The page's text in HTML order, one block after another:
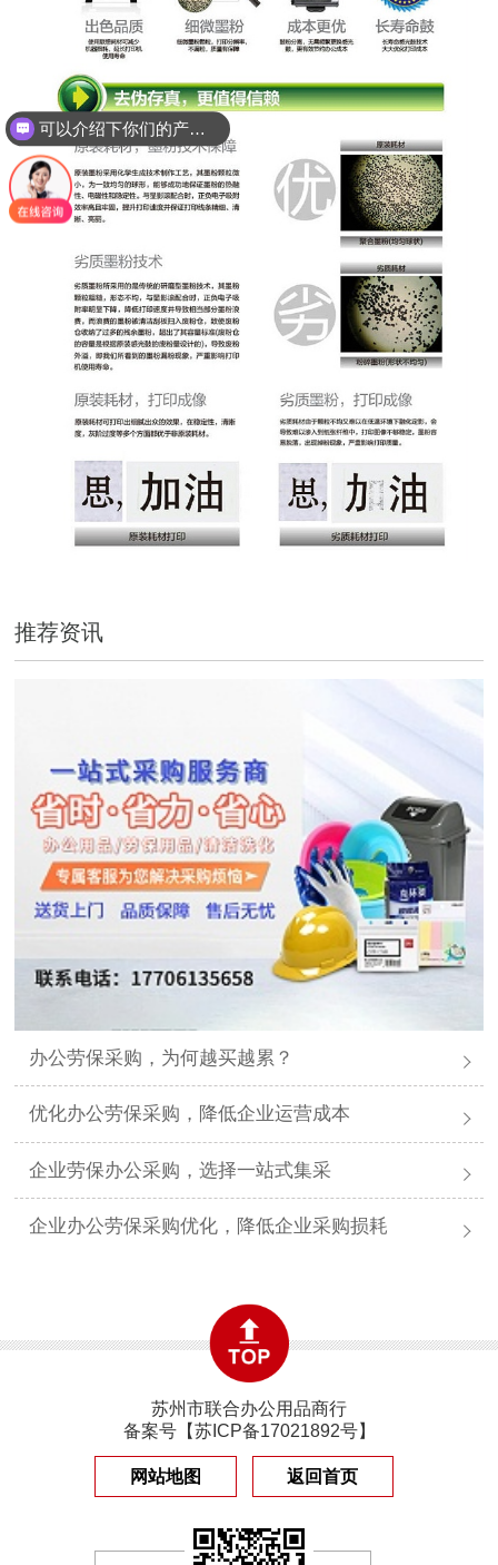
推荐资讯
办公劳保采购，为何越买越累？
优化办公劳保采购，降低企业运营成本
企业劳保办公采购，选择一站式集采
企业办公劳保采购优化，降低企业采购损耗
苏州市联合办公用品商行
备案号【苏ICP备17021892号】
网站地图 返回首页
可以介绍下你们的产品么？